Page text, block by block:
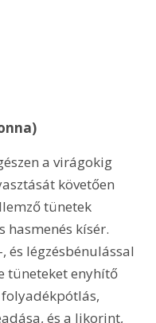
követően
tünetek
hasmenés kísér.
és légzésbénulással
tüneteket enyhítő
folyadékpótlás,
és a likorint,